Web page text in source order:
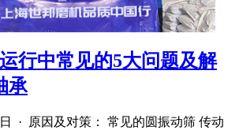
行中常见的5大问题及解
承
日 · 原因及对策： 常见的圆振动筛 传动